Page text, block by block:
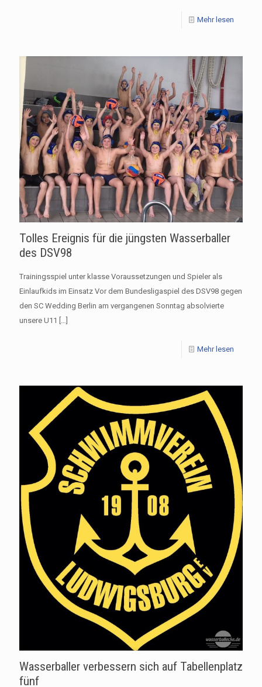
Mehr lesen
Tolles Ereignis für die jüngsten Wasserballer
des DSV98
Trainingsspiel unter klasse Voraussetzungen und Spieler als
Einlaufkids im Einsatz Vor dem Bundesligaspiel des DSV98 gegen
den SC Wedding Berlin am vergangenen Sonntag absolvierte
unsere U11 […]
Mehr lesen
Wasserballer verbessern sich auf Tabellenplatz
fünf